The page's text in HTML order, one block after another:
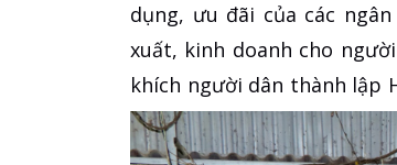
dụng, ưu đãi của các
xuất, kinh doanh cho
khích người dân thành lập